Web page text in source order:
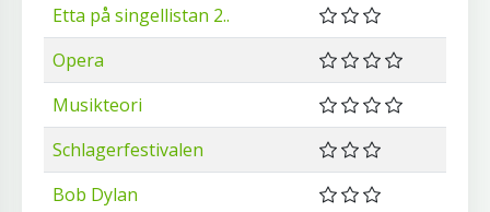
Etta på singellistan 2..
Opera
Musikteori
Schlagerfestivalen
Bob Dylan